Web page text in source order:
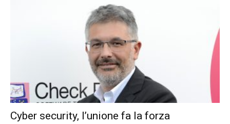
Cyber security, l’unione fa la forza